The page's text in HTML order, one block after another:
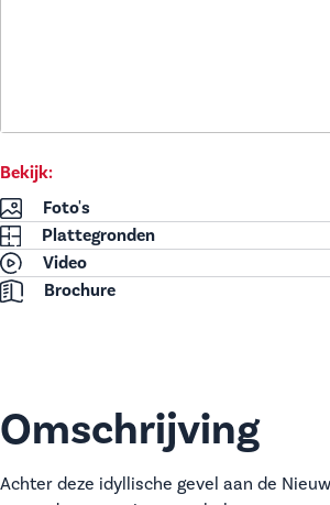
Bekijk:
Foto's
Plattegronden
Video
Brochure
Omschrijving
Achter deze idyllische gevel aan de